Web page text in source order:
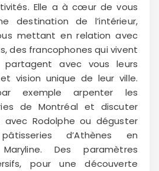
Elle a à cœur de vous
destination de l’intérieur,
mettant en relation avec
des francophones qui vivent
avec vous leurs
vision unique de leur ville.
exemple arpenter les
de Montréal et discuter
avec Rodolphe ou déguster
d’Athènes en
Des paramètres
pour une découverte